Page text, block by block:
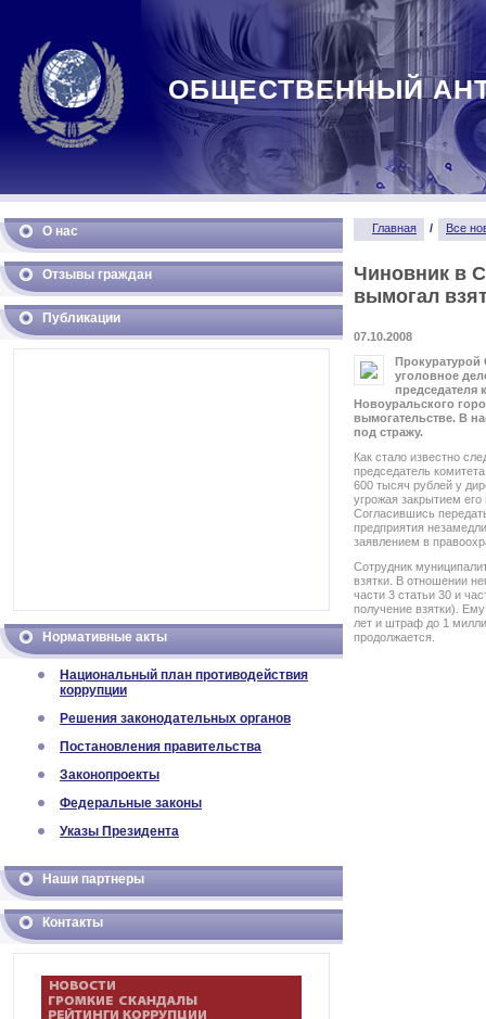
ОБЩЕСТВЕННЫЙ
О нас
Отзывы граждан
Публикации
Нормативные акты
Национальный план противодействия
коррупции
Решения законодательных органов
Постановления правительства
Законопроекты
Федеральные законы
Указы Президента
Наши партнеры
Контакты
Главная / Все
Чиновник в
вымогал
07.10.2008
Прокуратурой
уголовное
председателя
Новоуральского
вымогательстве. В
под стражу.
Как стало известно
председатель
600 тысяч рублей у
угрожая закрытием
Согласившись
предприятия
заявлением в
Сотрудник
взятки. В отношении
части 3 статьи 30 и
получение взятки).
лет и штраф до 1
продолжается.